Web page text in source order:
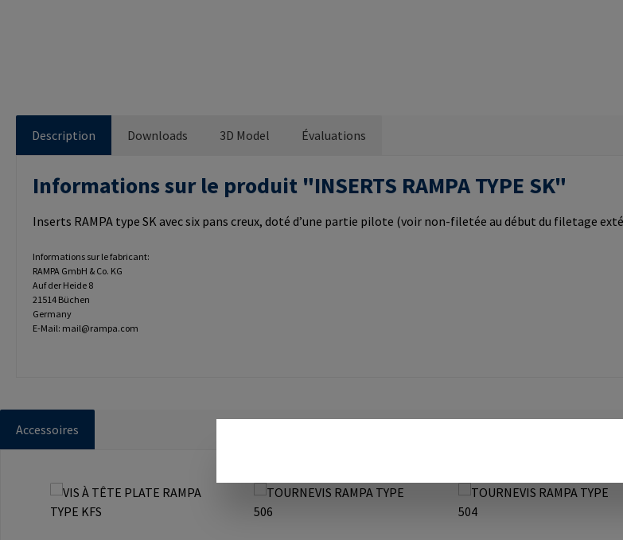
Description Downloads 3D Model Évaluations
Informations sur le produit "INSERTS RAMPA TYPE SK"
Inserts RAMPA type SK avec six pans creux, doté d’une partie pilote (voir non-filetée au début du filetage
Informations sur le fabricant:
RAMPA GmbH & Co. KG
Auf der Heide 8
21514 Büchen
Germany
E-Mail: mail@rampa.com
Accessoires